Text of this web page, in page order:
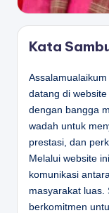
Kata
datang di
dengan bangga
wadah untuk
prestasi, dan
Melalui website
komunikasi
masyarakat luas.
berkomitmen